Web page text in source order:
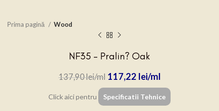
Prima pagină Wood
NF35 – Pralin? Oak
137,90lei 117,22 lei
Click aici pentru Specificatii Tehnice